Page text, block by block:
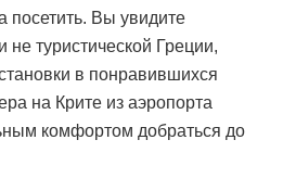
посетить. Вы увидите
туристической Греции,
в понравившихся
на Крите из аэропорта
комфортом добраться до